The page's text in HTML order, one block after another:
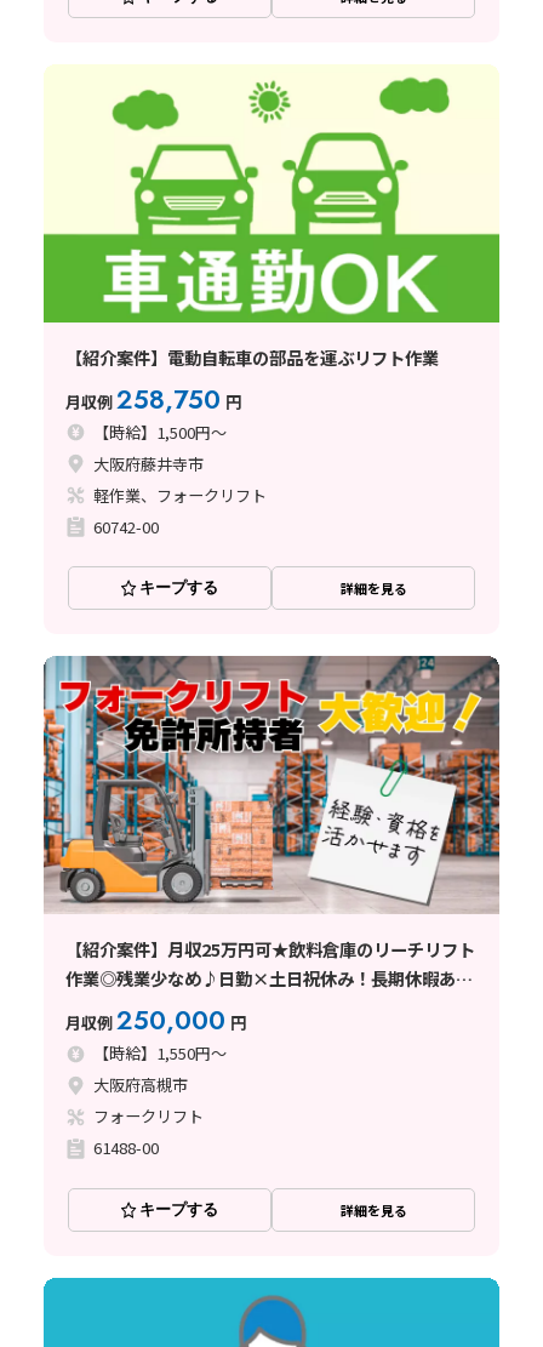
【紹介案件】電動自転車の部品を運ぶリフト作業
月収例258,750 円
【時給】1,500円～
大阪府藤井寺市
軽作業、フォークリフト
60742-00
キープする 詳細を見る
【紹介案件】月収25万円可★飲料倉庫のリーチリフト
作業◎残業少なめ♪日勤×土日祝休み！長期休暇あり
月収例250,000 円
【時給】1,550円～
大阪府高槻市
フォークリフト
61488-00
キープする 詳細を見る